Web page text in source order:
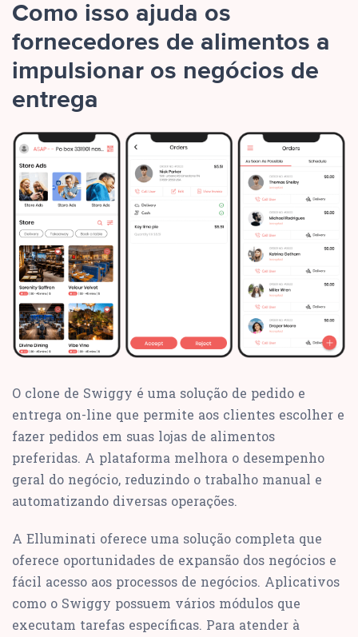
Como isso ajuda os
fornecedores de alimentos a
impulsionar os negócios de
entrega
O clone de Swiggy é uma solução de pedido e
entrega on-line que permite aos clientes escolher e
fazer pedidos em suas lojas de alimentos
preferidas. A plataforma melhora o desempenho
geral do negócio, reduzindo o trabalho manual e
automatizando diversas operações.
A Elluminati oferece uma solução completa que
oferece oportunidades de expansão dos negócios e
fácil acesso aos processos de negócios. Aplicativos
como o Swiggy possuem vários módulos que
executam tarefas específicas. Para atender à